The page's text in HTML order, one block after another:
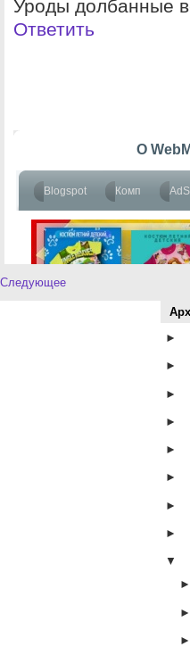
Уроды долбанные
Ответить
Следующее
►
►
►
►
►
►
►
►
▼
►
►
►